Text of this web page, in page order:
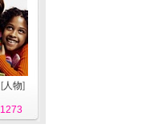
[人物]
1273